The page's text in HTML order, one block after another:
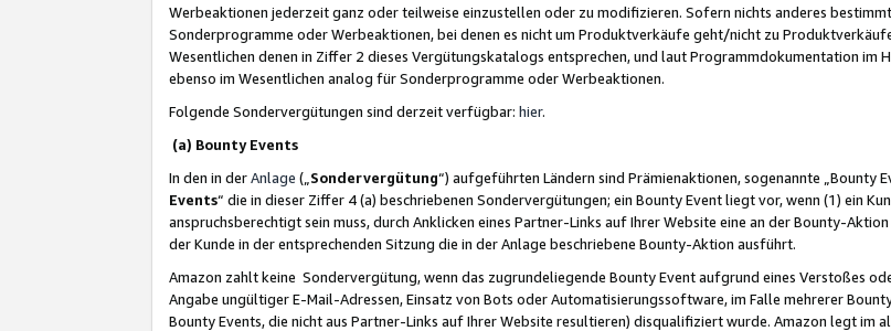
Werbeaktionen jederzeit ganz oder teilweise einzustellen oder zu modifizieren. Sofern nichts anderes
Sonderprogramme oder Werbeaktionen, bei denen es nicht um Produktverkäufe geht/nicht zu
Wesentlichen denen in Ziffer 2 dieses Vergütungskatalogs entsprechen, und laut Programmdokumentation
ebenso im Wesentlichen analog für Sonderprogramme oder Werbeaktionen.
Folgende Sondervergütungen sind derzeit verfügbar: hier.
(a) Bounty Events
In den in derAnlage („ Sondervergütung“) aufgeführten Ländern sind Prämienaktionen, sogenannte „Bounty
Events“ die in dieser Ziffer 4 (a) beschriebenen Sondervergütungen; ein Bounty Event liegt vor, wenn (1) ein
anspruchsberechtigt sein muss, durch Anklicken eines Partner-Links auf Ihrer Website eine an der Bounty-
der Kunde in der entsprechenden Sitzung die in der Anlage beschriebene Bounty-Aktion ausführt.
Amazon zahlt keine Sondervergütung, wenn das zugrundeliegende Bounty Event aufgrund eines Verstoßes
Angabe ungültiger E-Mail-Adressen, Einsatz von Bots oder Automatisierungssoftware, im Falle mehrerer
Bounty Events, die nicht aus Partner-Links auf Ihrer Website resultieren) disqualifiziert wurde. Amazon legt im